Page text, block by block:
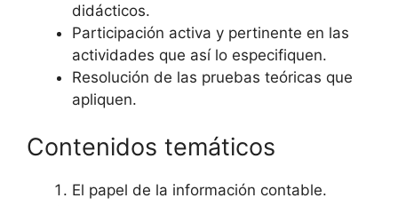
didácticos.
Participación activa y pertinente en las
actividades que así lo especifiquen.
Resolución de las pruebas teóricas que
apliquen.
Contenidos temáticos
El papel de la información contable.